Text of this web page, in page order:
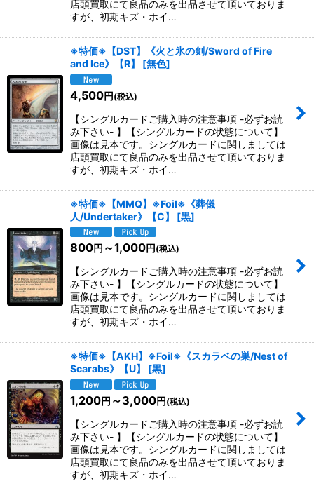
店頭買取にて良品のみを出品させて頂いておりま
すが、初期キズ・ホイ…
※特価※【DST】《火と氷の剣/Sword of Fire
and Ice》【R】
[無色]
4,500円 (税込)
【シングルカードご購入時の注意事項 -必ずお読
み下さい- 】【シングルカードの状態について】
画像は見本です。シングルカードに関しましては
店頭買取にて良品のみを出品させて頂いておりま
すが、初期キズ・ホイ…
※特価※【MMQ】※Foil※《葬儀
人/Undertaker》【C】
[黒]
800円 ～1,000円 (税込)
【シングルカードご購入時の注意事項 -必ずお読
み下さい- 】【シングルカードの状態について】
画像は見本です。シングルカードに関しましては
店頭買取にて良品のみを出品させて頂いておりま
すが、初期キズ・ホイ…
※特価※【AKH】※Foil※《スカラベの巣/Nest of
Scarabs》【U】
[黒]
1,200円 ～3,000円 (税込)
【シングルカードご購入時の注意事項 -必ずお読
み下さい- 】【シングルカードの状態について】
画像は見本です。シングルカードに関しましては
店頭買取にて良品のみを出品させて頂いておりま
すが、初期キズ・ホイ…